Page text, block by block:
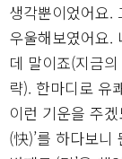
생각뿐이었어요.
우울해보였어요.
데 말이죠(지금
략). 한마디로 유
이런 기운을 주겠
(快)’를 하다보